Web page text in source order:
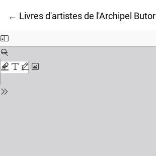
← Return to Article Details
Livres d'artistes de l'Archipel Butor